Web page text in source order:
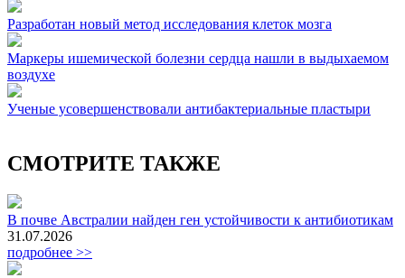
Разработан новый метод исследования клеток мозга
Маркеры ишемической болезни сердца нашли в выдыхаемом
воздухе
Ученые усовершенствовали антибактериальные пластыри
СМОТРИТЕ ТАКЖЕ
В почве Австралии найден ген устойчивости к антибиотикам
31.07.2026
подробнее >>